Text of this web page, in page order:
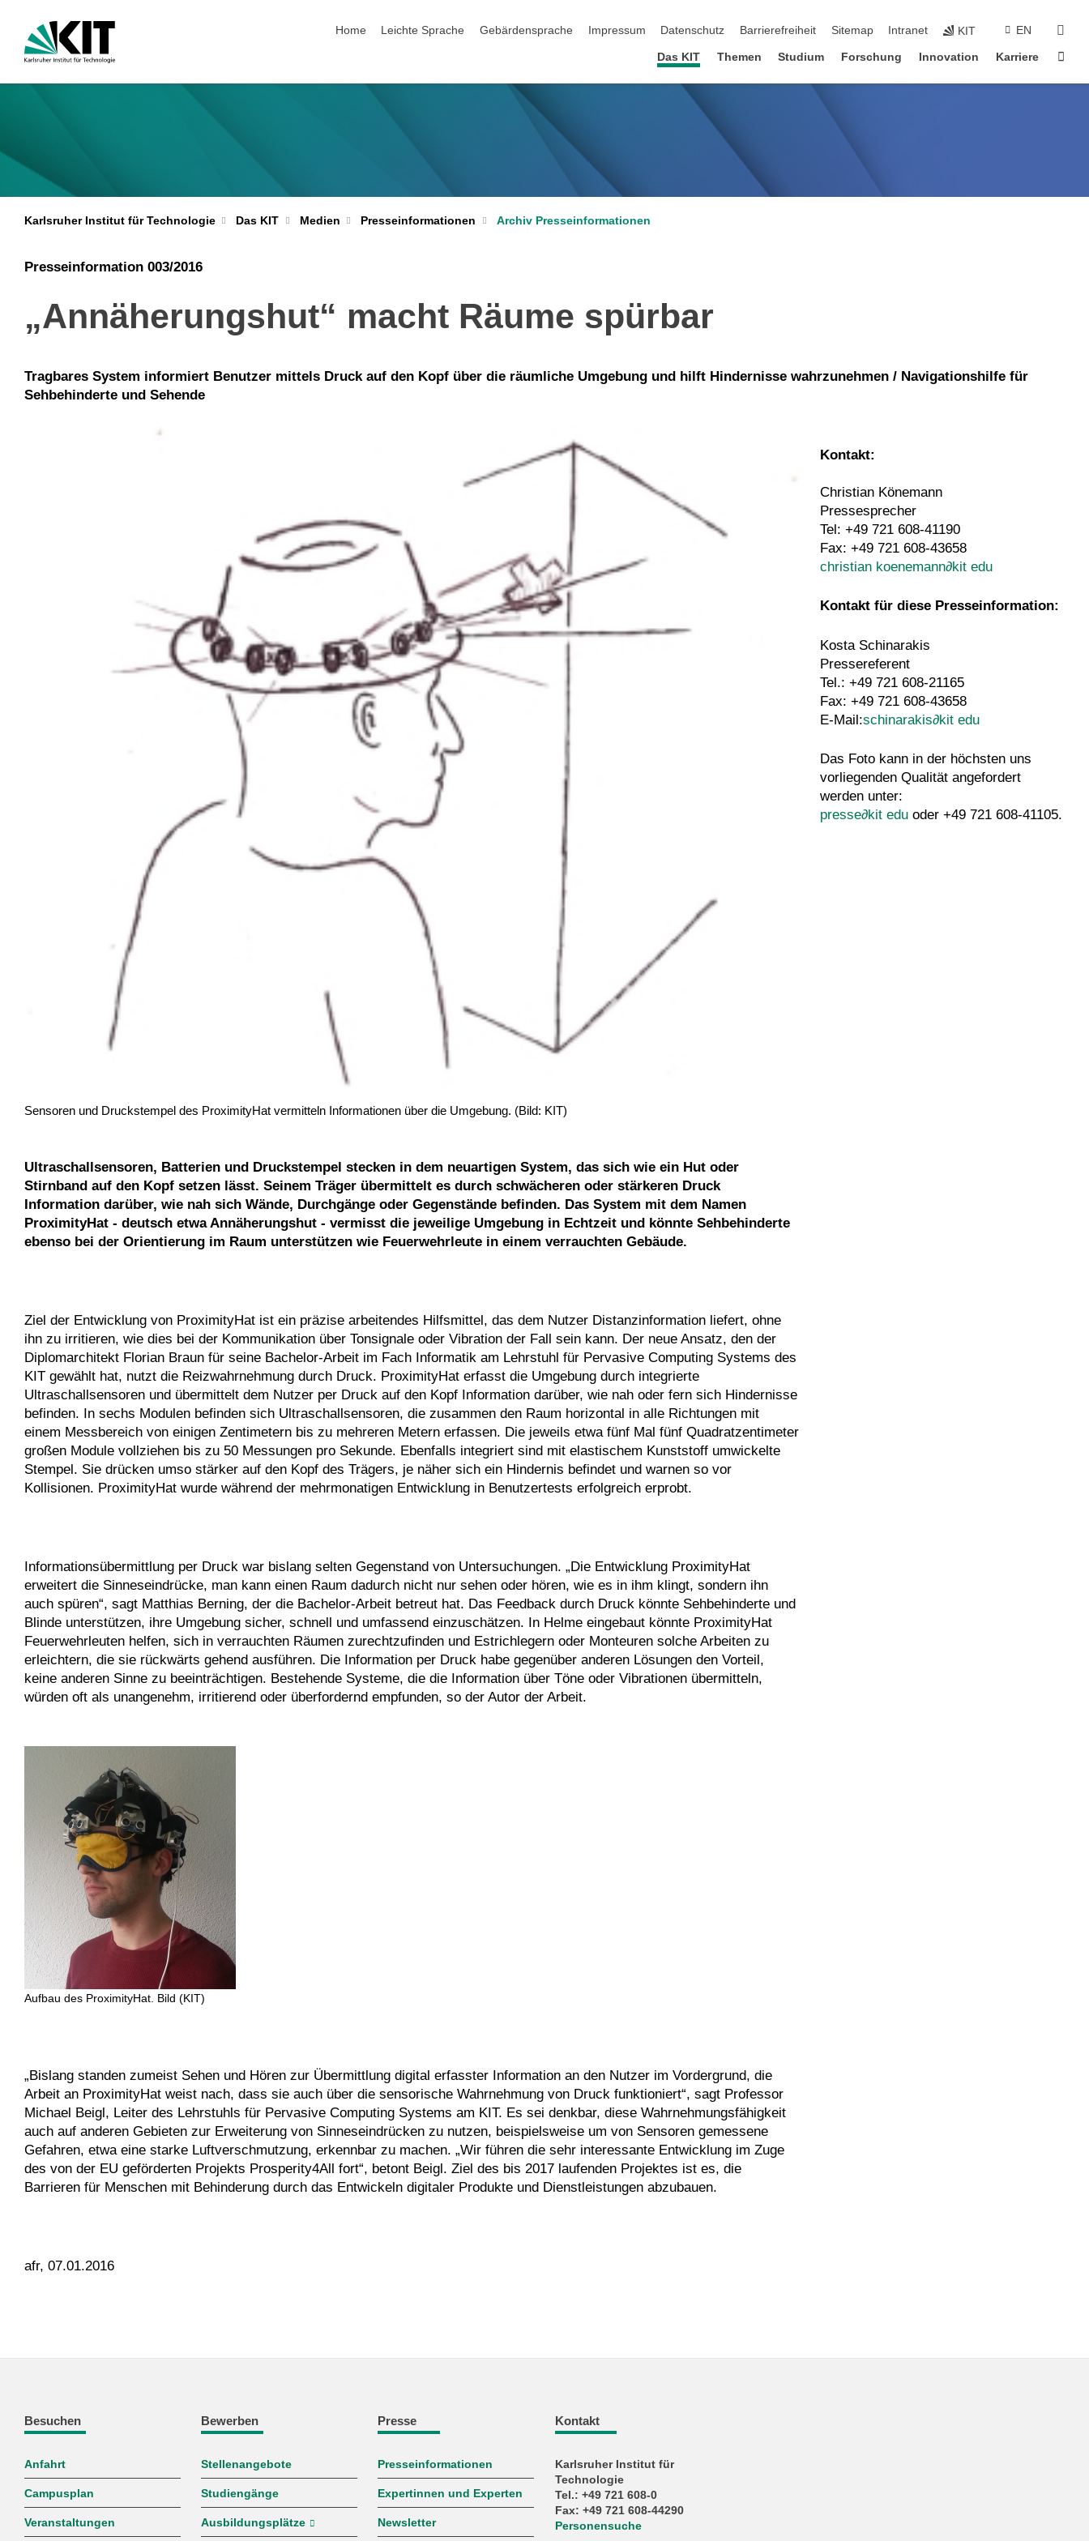
Home
Leichte Sprache Gebärdensprache Impressum Datenschutz Barrierefreiheit Sitemap Intranet KIT EN
Das KIT Themen Studium Forschung Innovation Karriere
Karlsruher Institut für Technologie Das KIT Medien Presseinformationen Archiv Presseinformationen
Presseinformation 003/2016
„Annäherungshut“ macht Räume spürbar
Tragbares System informiert Benutzer mittels Druck auf den Kopf über die räumliche Umgebung und hilft Hindernisse wahrzunehmen / Navigationshilfe für
Sehbehinderte und Sehende
Sensoren und Druckstempel des ProximityHat vermitteln Informationen über die Umgebung. (Bild: KIT)
Ultraschallsensoren, Batterien und Druckstempel stecken in dem neuartigen System, das sich wie ein Hut oder
Stirnband auf den Kopf setzen lässt. Seinem Träger übermittelt es durch schwächeren oder stärkeren Druck
Information darüber, wie nah sich Wände, Durchgänge oder Gegenstände befinden. Das System mit dem Namen
ProximityHat - deutsch etwa Annäherungshut - vermisst die jeweilige Umgebung in Echtzeit und könnte Sehbehinderte
ebenso bei der Orientierung im Raum unterstützen wie Feuerwehrleute in einem verrauchten Gebäude.
Ziel der Entwicklung von ProximityHat ist ein präzise arbeitendes Hilfsmittel, das dem Nutzer Distanzinformation liefert, ohne
ihn zu irritieren, wie dies bei der Kommunikation über Tonsignale oder Vibration der Fall sein kann. Der neue Ansatz, den der
Diplomarchitekt Florian Braun für seine Bachelor-Arbeit im Fach Informatik am Lehrstuhl für Pervasive Computing Systems des
KIT gewählt hat, nutzt die Reizwahrnehmung durch Druck. ProximityHat erfasst die Umgebung durch integrierte
Ultraschallsensoren und übermittelt dem Nutzer per Druck auf den Kopf Information darüber, wie nah oder fern sich Hindernisse
befinden. In sechs Modulen befinden sich Ultraschallsensoren, die zusammen den Raum horizontal in alle Richtungen mit
einem Messbereich von einigen Zentimetern bis zu mehreren Metern erfassen. Die jeweils etwa fünf Mal fünf Quadratzentimeter
großen Module vollziehen bis zu 50 Messungen pro Sekunde. Ebenfalls integriert sind mit elastischem Kunststoff umwickelte
Stempel. Sie drücken umso stärker auf den Kopf des Trägers, je näher sich ein Hindernis befindet und warnen so vor
Kollisionen. ProximityHat wurde während der mehrmonatigen Entwicklung in Benutzertests erfolgreich erprobt.
Informationsübermittlung per Druck war bislang selten Gegenstand von Untersuchungen. „Die Entwicklung ProximityHat
erweitert die Sinneseindrücke, man kann einen Raum dadurch nicht nur sehen oder hören, wie es in ihm klingt, sondern ihn
auch spüren“, sagt Matthias Berning, der die Bachelor-Arbeit betreut hat. Das Feedback durch Druck könnte Sehbehinderte und
Blinde unterstützen, ihre Umgebung sicher, schnell und umfassend einzuschätzen. In Helme eingebaut könnte ProximityHat
Feuerwehrleuten helfen, sich in verrauchten Räumen zurechtzufinden und Estrichlegern oder Monteuren solche Arbeiten zu
erleichtern, die sie rückwärts gehend ausführen. Die Information per Druck habe gegenüber anderen Lösungen den Vorteil,
keine anderen Sinne zu beeinträchtigen. Bestehende Systeme, die die Information über Töne oder Vibrationen übermitteln,
würden oft als unangenehm, irritierend oder überfordernd empfunden, so der Autor der Arbeit.
Aufbau des ProximityHat. Bild (KIT)
„Bislang standen zumeist Sehen und Hören zur Übermittlung digital erfasster Information an den Nutzer im Vordergrund, die
Arbeit an ProximityHat weist nach, dass sie auch über die sensorische Wahrnehmung von Druck funktioniert“, sagt Professor
Michael Beigl, Leiter des Lehrstuhls für Pervasive Computing Systems am KIT. Es sei denkbar, diese Wahrnehmungsfähigkeit
auch auf anderen Gebieten zur Erweiterung von Sinneseindrücken zu nutzen, beispielsweise um von Sensoren gemessene
Gefahren, etwa eine starke Luftverschmutzung, erkennbar zu machen. „Wir führen die sehr interessante Entwicklung im Zuge
des von der EU geförderten Projekts Prosperity4All fort“, betont Beigl. Ziel des bis 2017 laufenden Projektes ist es, die
Barrieren für Menschen mit Behinderung durch das Entwickeln digitaler Produkte und Dienstleistungen abzubauen.
afr, 07.01.2016
Kontakt:
Christian Könemann
Pressesprecher
Tel: +49 721 608-41190
Fax: +49 721 608-43658
christian koenemann∂kit edu
Kontakt für diese Presseinformation:
Kosta Schinarakis
Pressereferent
Tel.: +49 721 608-21165
Fax: +49 721 608-43658
E-Mail:schinarakis∂kit edu
Das Foto kann in der höchsten uns
vorliegenden Qualität angefordert
werden unter:
presse∂kit edu oder +49 721 608-41105.
Besuchen
Anfahrt
Campusplan
Veranstaltungen
Bewerben
Stellenangebote
Studiengänge
Ausbildungsplätze
Presse
Presseinformationen
Expertinnen und Experten
Newsletter
Kontakt
Karlsruher Institut für
Technologie
Tel.: +49 721 608-0
Fax: +49 721 608-44290
Personensuche